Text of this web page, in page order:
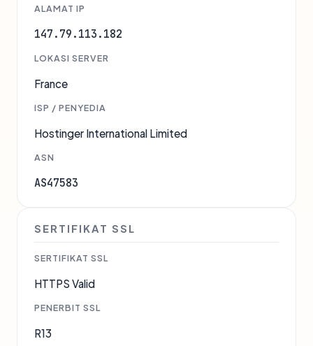
ALAMAT IP
147.79.113.182
LOKASI SERVER
France
ISP / PENYEDIA
Hostinger International Limited
ASN
AS47583
SERTIFIKAT SSL
SERTIFIKAT SSL
HTTPS Valid
PENERBIT SSL
R13